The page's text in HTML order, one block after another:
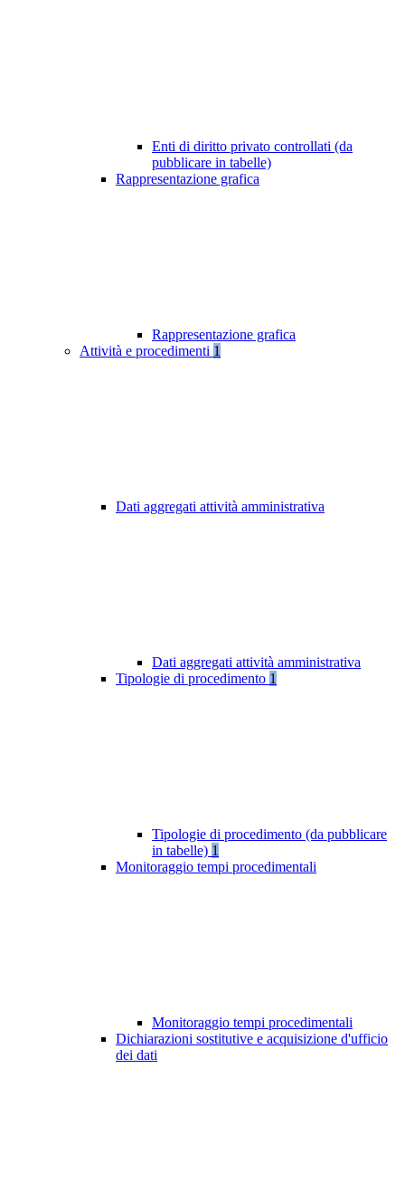
Enti di diritto privato controllati (da
pubblicare in tabelle)
Rappresentazione grafica
Rappresentazione grafica
Attività e procedimenti 1
Dati aggregati attività amministrativa
Dati aggregati attività amministrativa
Tipologie di procedimento 1
Tipologie di procedimento (da pubblicare
in tabelle) 1
Monitoraggio tempi procedimentali
Monitoraggio tempi procedimentali
Dichiarazioni sostitutive e acquisizione d'ufficio
dei dati